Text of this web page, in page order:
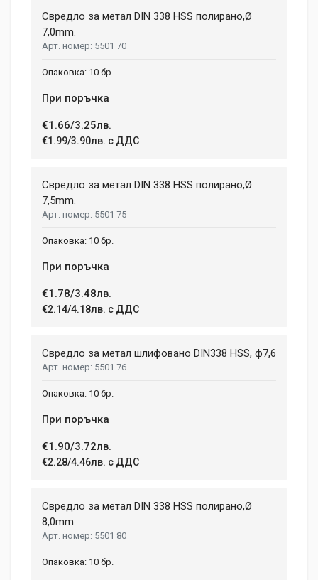
Свредло за метал DIN 338 HSS полирано,Ø
7,0mm.
5501 70
10 бр.
При поръчка
€1.66/3.25лв.
€1.99/3.90лв. с ДДС
Свредло за метал DIN 338 HSS полирано,Ø
7,5mm.
5501 75
10 бр.
При поръчка
€1.78/3.48лв.
€2.14/4.18лв. с ДДС
Свредло за метал шлифовано DIN338 HSS, ф7,6
5501 76
10 бр.
При поръчка
€1.90/3.72лв.
€2.28/4.46лв. с ДДС
Свредло за метал DIN 338 HSS полирано,Ø
8,0mm.
5501 80
10 бр.